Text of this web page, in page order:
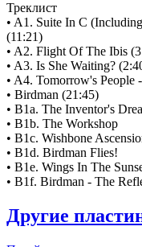
Треклист
• A1. Suite In C
(11:21)
• A2. Flight Of The Ibis
• A3. Is She Waiting?
• A4. Tomorrow's
• Birdman (21:45)
• B1a. The Inventor's
• B1b. The Workshop
• B1c. Wishbone
• B1d. Birdman Flies!
• B1e. Wings In The
• B1f. Birdman - The
Другие